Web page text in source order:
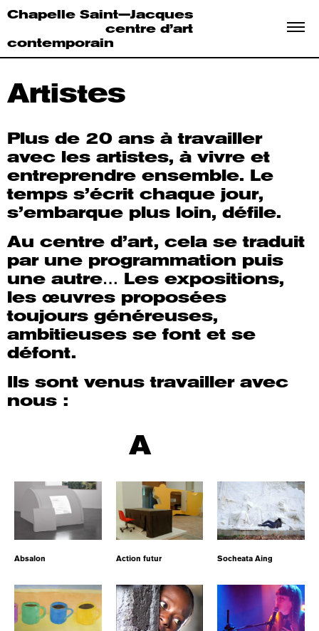
Chapelle Saint—Jacques
centre d’art
contemporain
Artistes
Plus de 20 ans à travailler
avec les artistes, à vivre et
entreprendre ensemble. Le
temps s’écrit chaque jour,
s’embarque plus loin, défile.
Au centre d’art, cela se traduit
par une programmation puis
une autre… Les expositions,
les œuvres proposées
toujours généreuses,
ambitieuses se font et se
défont.
Ils sont venus travailler avec
nous :
A
Absalon Action futur Socheata Aing